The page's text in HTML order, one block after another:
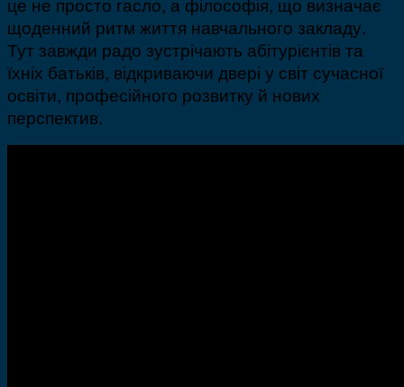
щоденний ритм життя навчального закладу.
Тут завжди радо зустрічають абітурієнтів та
їхніх батьків, відкриваючи двері у світ сучасної
освіти, професійного розвитку й нових
перспектив.